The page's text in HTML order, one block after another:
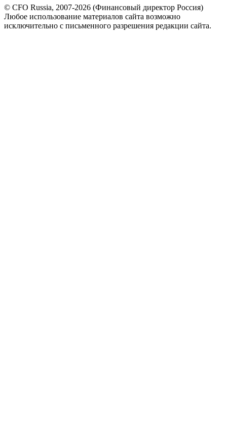
© CFO Russia, 2007-2026 (Финансовый директор Россия)
Любое использование материалов сайта возможно
исключительно с письменного разрешения редакции сайта.